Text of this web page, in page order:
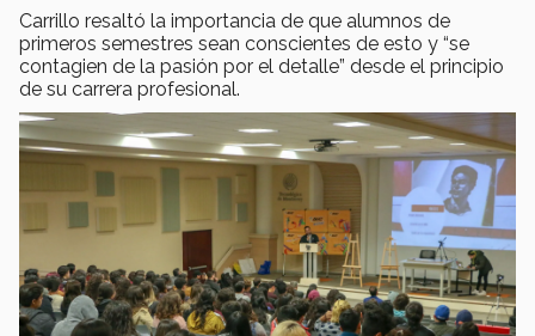
Carrillo resaltó la importancia de que alumnos de
primeros semestres sean conscientes de esto y “se
contagien de la pasión por el detalle” desde el principio
de su carrera profesional.